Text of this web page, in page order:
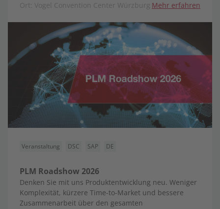
Ort: Vogel Convention Center Würzburg Mehr erfahren
Veranstaltung DSC SAP DE
PLM Roadshow 2026
Denken Sie mit uns Produktentwicklung neu. Weniger
Komplexität, kürzere Time-to-Market und bessere
Zusammenarbeit über den gesamten